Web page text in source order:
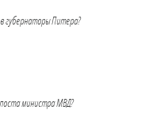
губернаторы Питера?
министра МВД?